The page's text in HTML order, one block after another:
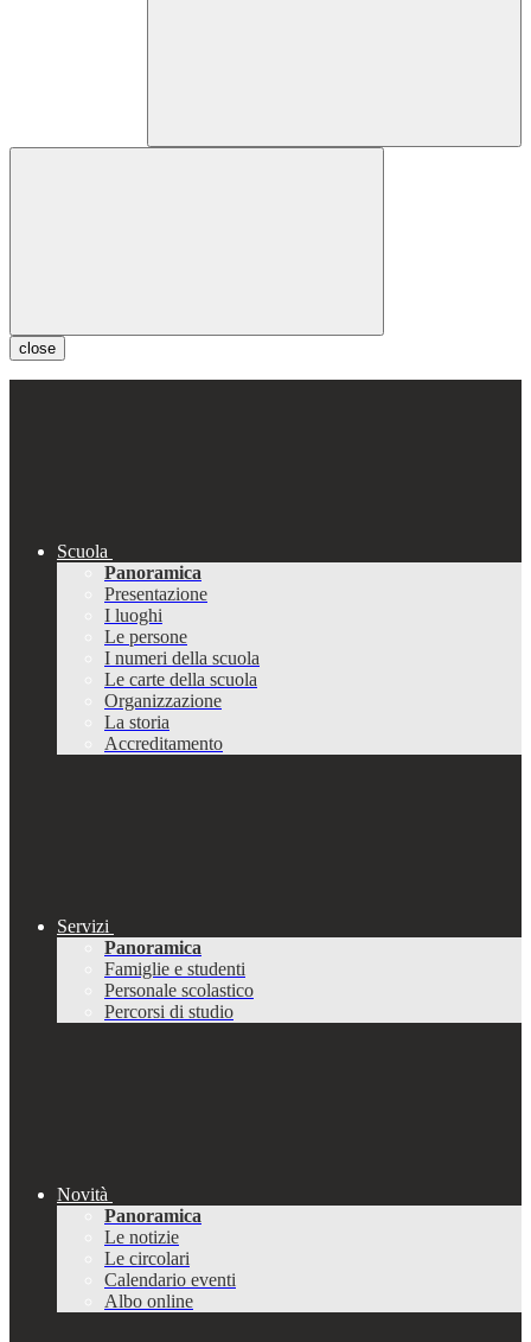
close
Scuola
Panoramica
Presentazione
I luoghi
Le persone
I numeri della scuola
Le carte della scuola
Organizzazione
La storia
Accreditamento
Servizi
Panoramica
Famiglie e studenti
Personale scolastico
Percorsi di studio
Novità
Panoramica
Le notizie
Le circolari
Calendario eventi
Albo online